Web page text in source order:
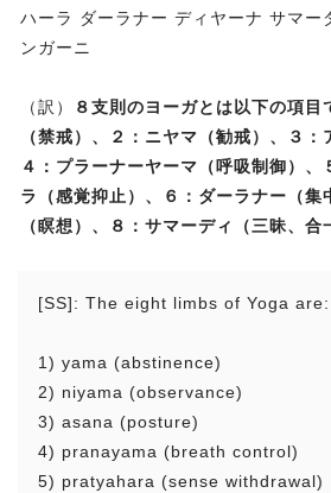
ハーラ ダーラナー ディヤーナ サマー
ンガーニ
（訳）
８支則のヨーガとは以下の項目
（禁戒）、２：ニヤマ（勧戒）、３：
４：プラーナーヤーマ（呼吸制御）、
ラ（感覚抑止）、６：ダーラナー（集
（瞑想）、８：サマーディ（三昧、合
[SS]: The eight limbs of Yoga are:
1) yama (abstinence)
2) niyama (observance)
3) asana (posture)
4) pranayama (breath control)
5) pratyahara (sense withdrawal)